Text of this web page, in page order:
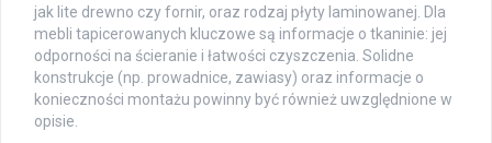
jak lite drewno czy fornir, oraz rodzaj płyty laminowanej. Dla
mebli tapicerowanych kluczowe są informacje o tkaninie: jej
odporności na ścieranie i łatwości czyszczenia. Solidne
konstrukcje (np. prowadnice, zawiasy) oraz informacje o
konieczności montażu powinny być również uwzględnione w
opisie.